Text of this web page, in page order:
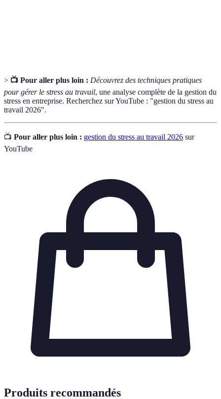
> 📺 Pour aller plus loin : Découvrez des techniques pratiques
pour gérer le stress au travail, une analyse complète de la gestion du
stress en entreprise. Recherchez sur YouTube : "gestion du stress au
travail 2026".
📺 Pour aller plus loin : gestion du stress au travail 2026 sur
YouTube
Produits recommandés